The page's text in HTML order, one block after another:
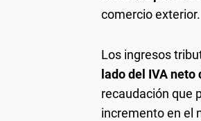
comercio exterior.
Los ingresos
lado del IVA
recaudación que
incremento en el